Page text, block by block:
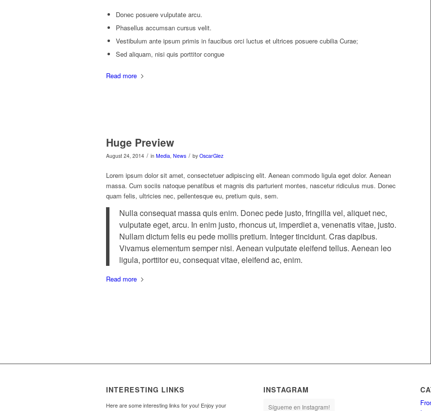
Donec posuere vulputate arcu.
Phasellus accumsan cursus velit.
Vestibulum ante ipsum primis in faucibus orci luctus et ultrices posuere cubilia Curae;
Sed aliquam, nisi quis porttitor congue
Read more
Huge Preview
August 24, 2014 / in Media News / by OscarGlez
Lorem ipsum dolor sit amet, consectetuer adipiscing elit. Aenean commodo ligula eget dolor. Aenean
massa. Cum sociis natoque penatibus et magnis dis parturient montes, nascetur ridiculus mus. Donec
quam felis, ultricies nec, pellentesque eu, pretium quis, sem.
Nulla consequat massa quis enim. Donec pede justo, fringilla vel, aliquet nec,
vulputate eget, arcu. In enim justo, rhoncus ut, imperdiet a, venenatis vitae, justo.
Nullam dictum felis eu pede mollis pretium. Integer tincidunt. Cras dapibus.
Vivamus elementum semper nisi. Aenean vulputate eleifend tellus. Aenean leo
ligula, porttitor eu, consequat vitae, eleifend ac, enim.
Read more
INTERESTING LINKS
Here are some interesting links for you! Enjoy your
INSTAGRAM
Sígueme en Instagram!